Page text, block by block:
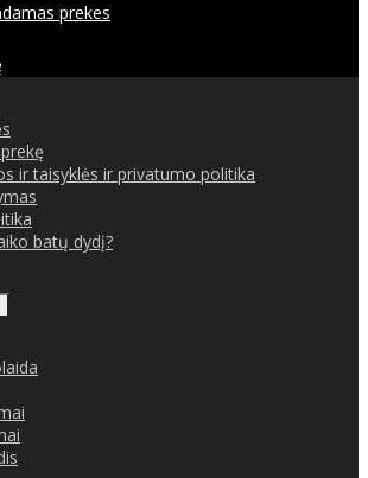
prekes
ir taisyklės ir privatumo politika
batų dydį?